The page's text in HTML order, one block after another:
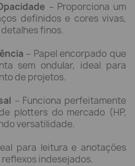
– Proporciona um
definidos e cores vivas,
finos.
– Papel encorpado que
sem ondular, ideal para
de projetos.
– Funciona perfeitamente
plotters do mercado (HP,
versatilidade.
para leitura e anotações
indesejados.